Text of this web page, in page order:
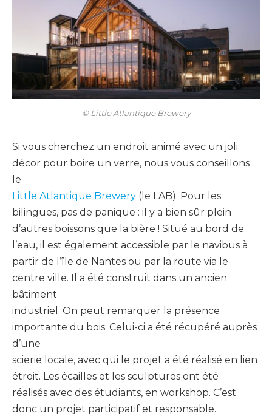
© Little Atlantique Brewery
Si vous cherchez un endroit animé avec un joli
décor pour boire un verre, nous vous conseillons
le
Little Atlantique Brewery (le LAB). Pour les
bilingues, pas de panique : il y a bien sûr plein
d’autres boissons que la bière ! Situé au bord de
l’eau, il est également accessible par le navibus à
partir de l’île de Nantes ou par la route via le
centre ville. Il a été construit dans un ancien
bâtiment
industriel. On peut remarquer la présence
importante du bois. Celui-ci a été récupéré auprès
d’une
scierie locale, avec qui le projet a été réalisé en lien
étroit. Les écailles et les sculptures ont été
réalisés avec des étudiants, en workshop. C’est
donc un projet participatif et responsable.